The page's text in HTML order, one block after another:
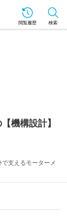
閲覧履歴 検索
機構設計】
支えるモーターメ